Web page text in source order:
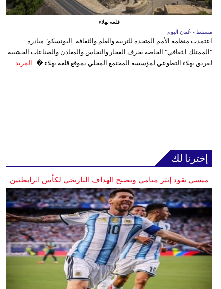
قلعة بهلاء
مسقط - عُمان اليوم
اعتمدت منظمة الأمم المتحدة للتربية والعلم والثقافة "اليونسكو" مبادرة
"الممتلك الثقافي" الخاصة بحرف الفخار والنحاس والمعادن والصناعات الخشبية
لفريق بهلاء التطوعي لمؤسسة المجتمع المحلي بموقع قلعة بهلاء �... المزيد
إخترنا لك
ميسي يقود إنتر ميامي ويصبح الهداف التاريخي لكأس الرابطتين